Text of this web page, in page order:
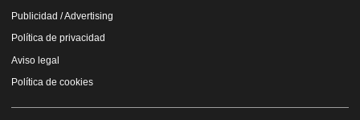
Publicidad / Advertising
Política de privacidad
Aviso legal
Política de cookies